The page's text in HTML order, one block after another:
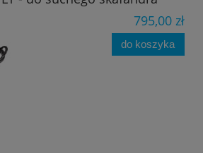
795,00 zł
do koszyka